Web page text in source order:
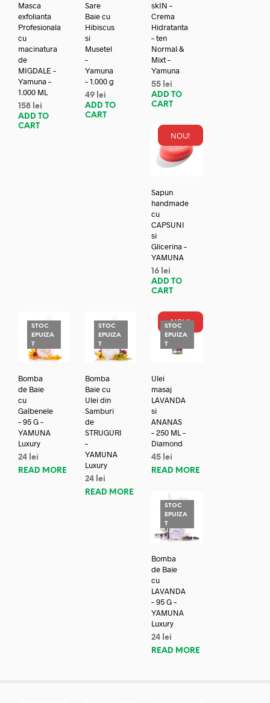
Masca
exfolianta
Profesionala
cu
macinatura
de
MIGDALE –
Yamuna –
1.000 ML
158 lei
ADD TO
CART
Sare
Baie cu
Hibiscus
si
Musetel
–
Yamuna
– 1.000 g
49 lei
ADD TO
CART
skIN –
Crema
Hidratanta
– ten
Normal &
Mixt –
Yamuna
55 lei
ADD TO
CART
NOU!
Sapun
handmade
cu
CAPSUNI
si
Glicerina –
YAMUNA
16 lei
ADD TO
CART
STOC
EPUIZA
T
Bomba
de Baie
cu
Galbenele
– 95 G –
YAMUNA
Luxury
24 lei
READ MORE
STOC
EPUIZA
T
Bomba
Baie cu
Ulei din
Samburi
de
STRUGURI
–
YAMUNA
Luxury
24 lei
READ MORE
NOU!
STOC
EPUIZA
T
Ulei
masaj
LAVANDA
si
ANANAS
– 250 ML –
Diamond
45 lei
READ MORE
STOC
EPUIZA
T
Bomba
de Baie
cu
LAVANDA
– 95 G –
YAMUNA
Luxury
24 lei
READ MORE